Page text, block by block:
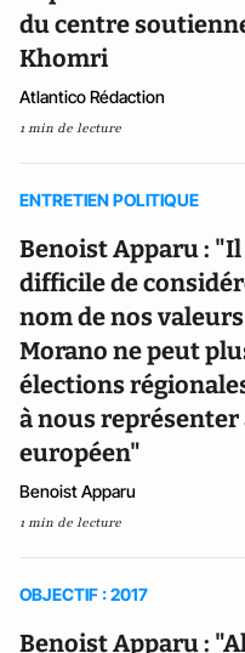
du centre
Khomri
Atlantico Rédaction
1 min de lecture
ENTRETIEN POLITIQUE
Benoist Apparu :
difficile de
nom de nos
Morano ne peut
élections
à nous
européen"
Benoist Apparu
1 min de lecture
OBJECTIF : 2017
Benoist Apparu :